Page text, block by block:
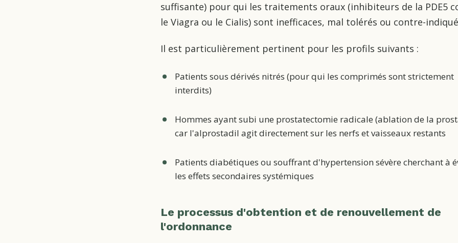
suffisante) pour qui les traitements oraux (inhibiteurs de la PDE5
le Viagra ou le Cialis) sont inefficaces, mal tolérés ou contre-
Il est particulièrement pertinent pour les profils suivants :
Patients sous dérivés nitrés (pour qui les comprimés sont strictement
interdits)
Hommes ayant subi une prostatectomie radicale (ablation de la
car l'alprostadil agit directement sur les nerfs et vaisseaux restants
Patients diabétiques ou souffrant d'hypertension sévère cherchant à
les effets secondaires systémiques
Le processus d'obtention et de renouvellement de
l'ordonnance